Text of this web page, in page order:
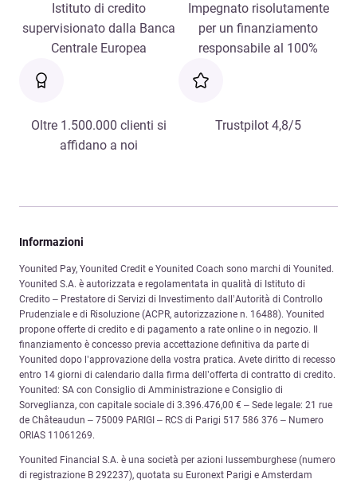
Istituto di credito
supervisionato dalla Banca
Centrale Europea
Impegnato risolutamente
per un finanziamento
responsabile al 100%
Oltre 1.500.000 clienti si
affidano a noi
Trustpilot 4,8/5
Informazioni
Younited Pay, Younited Credit e Younited Coach sono marchi di Younited.
Younited S.A. è autorizzata e regolamentata in qualità di Istituto di
Credito – Prestatore di Servizi di Investimento dall’Autorità di Controllo
Prudenziale e di Risoluzione (ACPR, autorizzazione n. 16488). Younited
propone offerte di credito e di pagamento a rate online o in negozio. Il
finanziamento è concesso previa accettazione definitiva da parte di
Younited dopo l’approvazione della vostra pratica. Avete diritto di recesso
entro 14 giorni di calendario dalla firma dell’offerta di contratto di credito.
Younited: SA con Consiglio di Amministrazione e Consiglio di
Sorveglianza, con capitale sociale di 3.396.476,00 € – Sede legale: 21 rue
de Châteaudun – 75009 PARIGI – RCS di Parigi 517 586 376 – Numero
ORIAS 11061269.
Younited Financial S.A. è una società per azioni lussemburghese (numero
di registrazione B 292237), quotata su Euronext Parigi e Amsterdam